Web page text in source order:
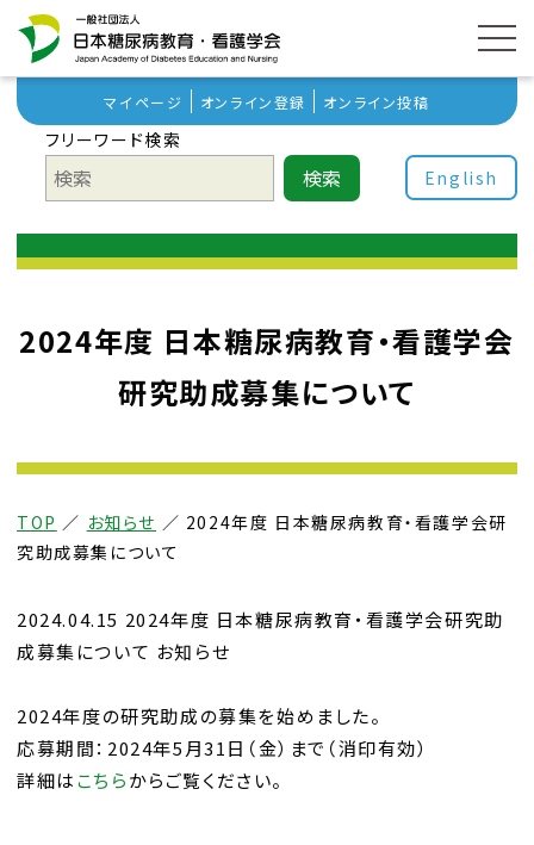
マイページ オンライン登録 オンライン投稿
フリーワード検索
検索 English
2024年度 日本糖尿病教育・看護学会
研究助成募集について
TOP ／ お知らせ ／ 2024年度 日本糖尿病教育・看護学会研
究助成募集について
2024.04.15 2024年度 日本糖尿病教育・看護学会研究助
成募集について お知らせ
2024年度の研究助成の募集を始めました。
応募期間：2024年5月31日（金）まで（消印有効）
詳細はこちらからご覧ください。